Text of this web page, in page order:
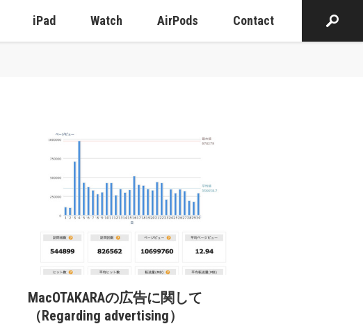
iPad Watch AirPods Contact
MacOTAKARAの広告に関して
（Regarding advertising）